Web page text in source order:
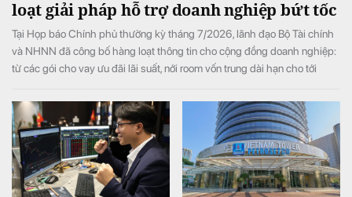
loạt giải pháp hỗ trợ doanh nghiệp bứt tốc
Tại Họp báo Chính phủ thường kỳ tháng 7/2026, lãnh đạo Bộ Tài chính
và NHNN đã công bố hàng loạt thông tin cho cộng đồng doanh nghiệp:
từ các gói cho vay ưu đãi lãi suất, nới room vốn trung dài hạn cho tới
tế.